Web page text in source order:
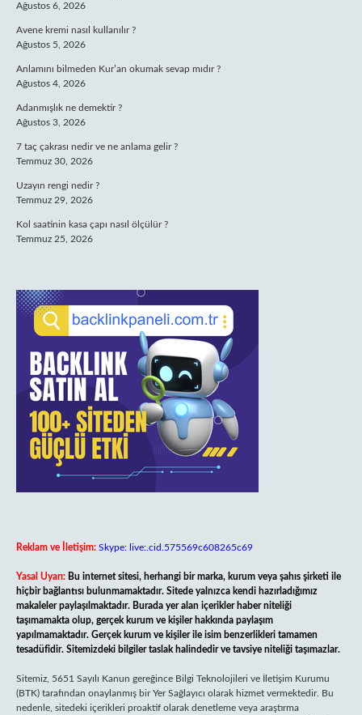
Ağustos 6, 2026
Avene kremi nasıl kullanılır ?
Ağustos 5, 2026
Anlamını bilmeden Kur’an okumak sevap mıdır ?
Ağustos 4, 2026
Adanmışlık ne demektir ?
Ağustos 3, 2026
7 taç çakrası nedir ve ne anlama gelir ?
Temmuz 30, 2026
Uzayın rengi nedir ?
Temmuz 29, 2026
Kol saatinin kasa çapı nasıl ölçülür ?
Temmuz 25, 2026
Reklam ve İletişim: Skype: live:.cid.575569c608265c69
Yasal Uyarı: Bu internet sitesi, herhangi bir marka, kurum veya şahıs şirketi ile
hiçbir bağlantısı bulunmamaktadır. Sitede yalnızca kendi hazırladığımız
makaleler paylaşılmaktadır. Burada yer alan içerikler haber niteliği
taşımamakta olup, gerçek kurum ve kişiler hakkında paylaşım
yapılmamaktadır. Gerçek kurum ve kişiler ile isim benzerlikleri tamamen
tesadüfidir. Sitemizdeki bilgiler taslak halindedir ve tavsiye niteliği taşımazlar.
Sitemiz, 5651 Sayılı Kanun gereğince Bilgi Teknolojileri ve İletişim Kurumu
(BTK) tarafından onaylanmış bir Yer Sağlayıcı olarak hizmet vermektedir. Bu
nedenle, sitedeki içerikleri proaktif olarak denetleme veya araştırma